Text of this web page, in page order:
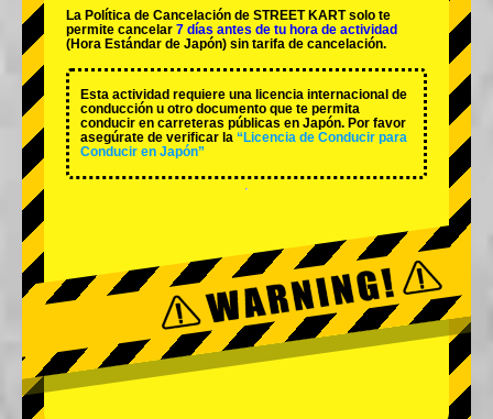
La Política de Cancelación de STREET KART solo te
permite cancelar 7 días antes de tu hora de actividad
(Hora Estándar de Japón) sin tarifa de cancelación.
Esta actividad requiere una licencia internacional de
conducción u otro documento que te permita
conducir en carreteras públicas en Japón. Por favor
asegúrate de verificar la “Licencia de Conducir para
Conducir en Japón”